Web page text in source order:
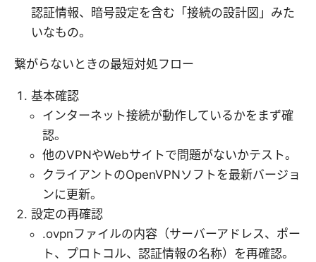
認証情報、暗号設定を含む「接続の設計図」みた
いなもの。
繋がらないときの最短対処フロー
基本確認
インターネット接続が動作しているかをまず確
認。
他のVPNやWebサイトで問題がないかテスト。
クライアントのOpenVPNソフトを最新バージョ
ンに更新。
設定の再確認
.ovpnファイルの内容（サーバーアドレス、ポー
ト、プロトコル、認証情報の名称）を再確認。